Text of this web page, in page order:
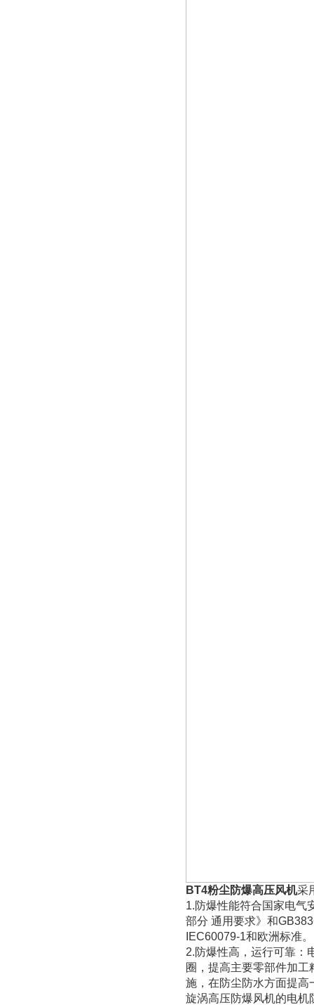
BT4粉尘防爆高压风机采
1.防爆性能符合国家电气
部分 通用要求》和
IEC60079-1和欧洲标准。
2.防爆性高，运行可靠：
圈，提高主要零部件加
施，在防尘防水方面提高
旋涡高压防爆风机的电机